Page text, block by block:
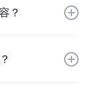
助于改善用户体
管理后台，然后
集成”插件后，
？
。此功能可确保